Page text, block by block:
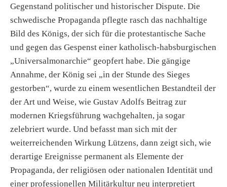
Gegenstand politischer und historischer Dispute. Die
schwedische Propaganda pflegte rasch das nachhaltige
Bild des Königs, der sich für die protestantische Sache
und gegen das Gespenst einer katholisch-habsburgischen
„Universalmonarchie“ geopfert habe. Die gängige
Annahme, der König sei „in der Stunde des Sieges
gestorben“, wurde zu einem wesentlichen Bestandteil der
der Art und Weise, wie Gustav Adolfs Beitrag zur
modernen Kriegsführung wachgehalten, ja sogar
zelebriert wurde. Und befasst man sich mit der
weiterreichenden Wirkung Lützens, dann zeigt sich, wie
derartige Ereignisse permanent als Elemente der
Propaganda, der religiösen oder nationalen Identität und
einer professionellen Militärkultur neu interpretiert